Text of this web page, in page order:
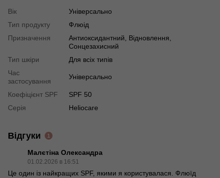
Вік
Універсально
Тип продукту
Флюід
Призначення
Антиоксидантний, Відновлення,
Сонцезахисний
Тип шкіри
Для всіх типів
Час
застосування
Універсально
Коефіцієнт SPF
SPF 50
Серія
Heliocare
Відгуки 1
Малєтіна Олександра
01.02.2026 в 16:51
Це один із найкращих SPF, якими я користувалася. Флюїд